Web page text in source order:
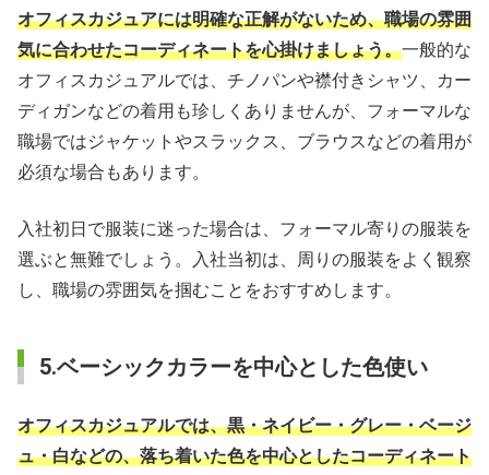
オフィスカジュアには明確な正解がないため、職場の雰囲
気に合わせたコーディネートを心掛けましょう。一般的な
オフィスカジュアルでは、チノパンや襟付きシャツ、カー
ディガンなどの着用も珍しくありませんが、フォーマルな
職場ではジャケットやスラックス、ブラウスなどの着用が
必須な場合もあります。
入社初日で服装に迷った場合は、フォーマル寄りの服装を
選ぶと無難でしょう。入社当初は、周りの服装をよく観察
し、職場の雰囲気を掴むことをおすすめします。
5.ベーシックカラーを中心とした色使い
オフィスカジュアルでは、黒・ネイビー・グレー・ベージ
ュ・白などの、落ち着いた色を中心としたコーディネート